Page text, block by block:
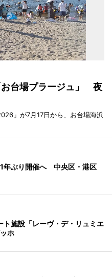
お台場プラージュ」 夜
」が7月17日から、お台場海浜
年ぶり開催へ 中央区・港区
ト施設「レーヴ・デ・リュミエ
ホ